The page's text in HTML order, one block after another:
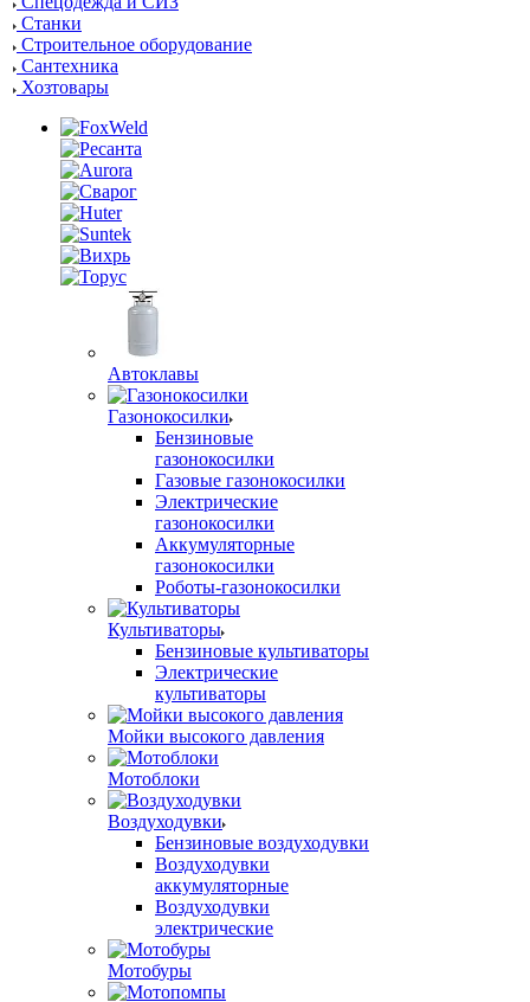
Станки
Строительное оборудование
Сантехника
Хозтовары
Автоклавы
Газонокосилки
Бензиновые
газонокосилки
Газовые газонокосилки
Электрические
газонокосилки
Аккумуляторные
газонокосилки
Роботы-газонокосилки
Культиваторы
Бензиновые культиваторы
Электрические
культиваторы
Мойки высокого давления
Мотоблоки
Воздуходувки
Бензиновые воздуходувки
Воздуходувки
аккумуляторные
Воздуходувки
электрические
Мотобуры